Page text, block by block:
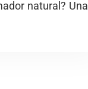
natural? Una